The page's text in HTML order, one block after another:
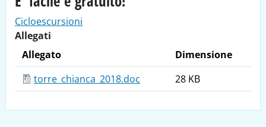
Cicloescursioni
Allegati
Allegato
Dimensione
torre_chianca_2018.doc
28 KB